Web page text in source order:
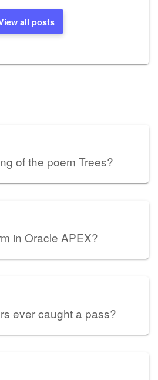
all posts
of the poem Trees?
in Oracle APEX?
ever caught a pass?